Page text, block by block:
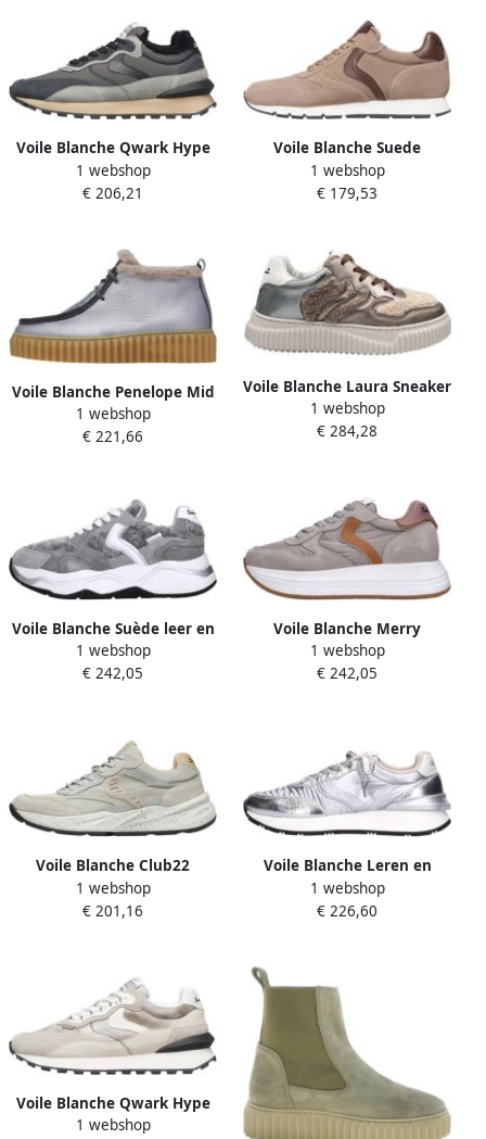
Voile Blanche Qwark Hype
Fur Sneaker
1 webshop
€ 206,21
Voile Blanche Suede
Sneakers Julia
1 webshop
€ 179,53
Voile Blanche Penelope Mid
Ankle Boot
1 webshop
€ 221,66
Voile Blanche Laura Sneaker
1 webshop
€ 284,28
Voile Blanche Suède leer en
stoffen sneakers
1 webshop
€ 242,05
Voile Blanche Merry
Sneaker
1 webshop
€ 242,05
Voile Blanche Club22
Sneakers
1 webshop
€ 201,16
Voile Blanche Leren en
stoffen sneakers
1 webshop
€ 226,60
Voile Blanche Qwark Hype
Sneaker
1 webshop